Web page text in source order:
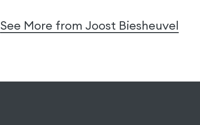
See More from Joost Biesheuvel